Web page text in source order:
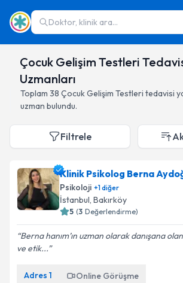
Doktor, klinik ara...
Çocuk Gelişim Testleri
Uzmanları
Toplam 38 Çocuk Gelişim Testleri tedavisi
uzman bulundu.
Filtrele
Klinik Psikolog Berna
Psikoloji +1diğer
İstanbul, Bakırköy
5 (3 Değerlendirme)
Berna hanım’ın uzman olarak danışana olan
ve etik...
Adres 1 Online Görüşme